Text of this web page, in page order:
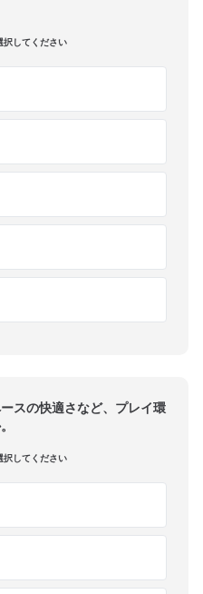
択してください
スの快適さなど、プレイ環
択してください